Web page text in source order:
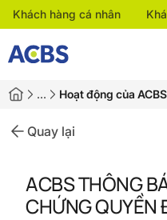
Khách hàng cá nhân
… Hoạt động của ACBS
Quay lại
ACBS THÔNG
CHỨNG